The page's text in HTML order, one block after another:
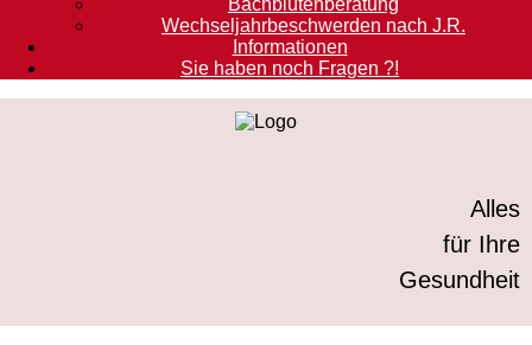
Bachblütenberatung
Wechseljahrbeschwerden nach J.R.
Informationen
Sie haben noch Fragen ?!
Alles
für Ihre
Gesundheit